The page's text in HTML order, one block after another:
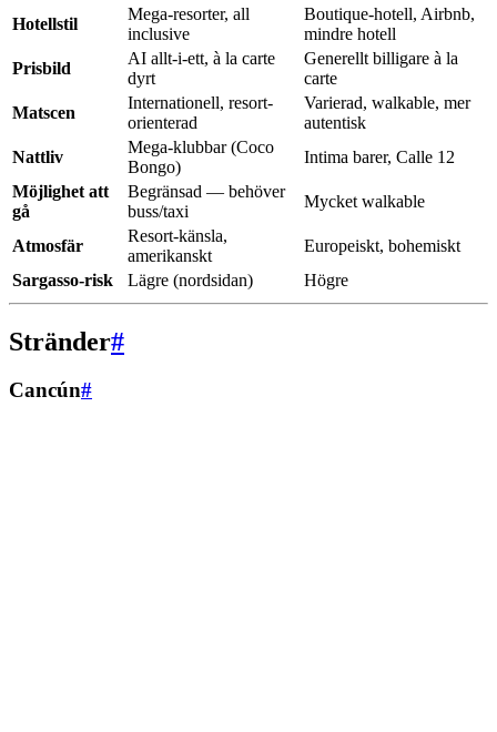
Hotellstil
Mega-resorter, all
inclusive
Boutique-hotell, Airbnb,
mindre hotell
Prisbild
AI allt-i-ett, à la carte
dyrt
Generellt billigare à la
carte
Matscen
Internationell, resort-
orienterad
Varierad, walkable, mer
autentisk
Nattliv
Mega-klubbar (Coco
Bongo)
Intima barer, Calle 12
Möjlighet att
gå
Begränsad — behöver
buss/taxi
Mycket walkable
Atmosfär
Resort-känsla,
amerikanskt
Europeiskt, bohemiskt
Sargasso-risk
Lägre (nordsidan) Högre
Stränder#
Cancún#